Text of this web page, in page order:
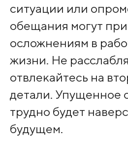
ситуации или
обещания могут
осложнениям в
жизни. Не
отвлекайтесь на
детали. Упущенное
трудно будет
будущем.